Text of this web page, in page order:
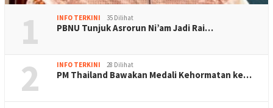
1 INFO TERKINI 35 Dilihat
PBNU Tunjuk Asrorun Ni’am Jadi Rai…
2 INFO TERKINI 28 Dilihat
PM Thailand Bawakan Medali Kehormatan ke…